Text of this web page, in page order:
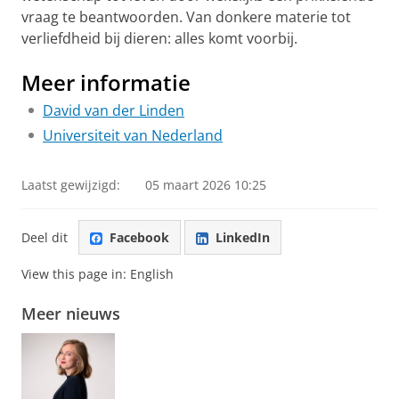
vraag te beantwoorden. Van donkere materie tot
verliefdheid bij dieren: alles komt voorbij.
Meer informatie
David van der Linden
Universiteit van Nederland
Laatst gewijzigd: 05 maart 2026 10:25
Deel dit Facebook LinkedIn
View this page in: English
Meer nieuws